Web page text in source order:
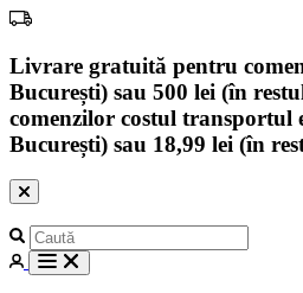
Livrare gratuită pentru
București) sau 500 lei (în
comenzilor costul transportul
București) sau 18,99 lei (în